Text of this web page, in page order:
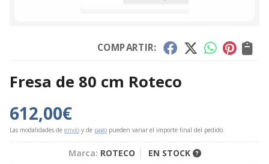
COMPARTIR:
Fresa de 80 cm Roteco
612,00€
Las modalidades de envío y de pago pueden variar el importe final del pedido.
Marca: ROTECO EN STOCK